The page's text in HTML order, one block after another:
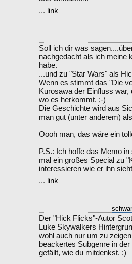
... link
Soll ich dir was
nachgedacht als ich meine
habe.
...und zu "Star Wars" als
Wenn es stimmt das "Die
Kurosawa der Einfluss
wo es herkommt. ;-)
Die Geschichte wird aus
man gut (unter anderem)
Oooh man, das wäre ein
P.S.: Ich hoffe das Memo
mal ein großes Special zu
interessieren wie er ihn
... link
Der "Hick Flicks"-Autor
Luke Skywalkers
wohl auch nur um zu
beackertes Subgenre in
gefällt, wie du mitdenkst. :)